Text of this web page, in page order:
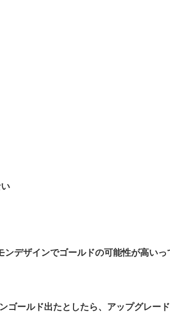
ンデザインでゴールドの可能性が高いっ
ゴールド出たとしたら、アップグレー